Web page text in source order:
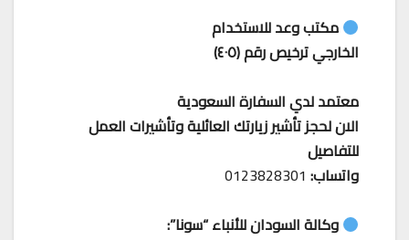
مكتب وعد للاستخدام
الخارجي ترخيص رقم (٤٠٥)
معتمد لدي السفارة السعودية
الان لحجز تأشير زيارتك العائلية وتأشيرات العمل
للتفاصيل
واتساب: 0123828301
وكالة السودان للأنباء “سونا”: